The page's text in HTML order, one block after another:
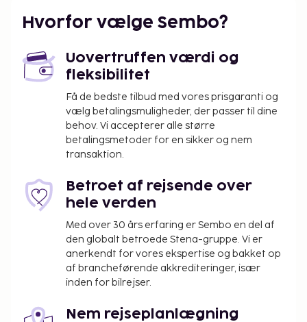
Kommunen pålægger en skat, som skal betales
50% efter den 8. overnatning og børn under 16
år er undtaget. Yderligere undtagelser og
reduktioner kan gælde. For yderligere
oplysninger bedes du kontakte
overnatningsstedet via kontaktoplysningerne
angivet i reservationsbekræftelsen.
Der pålægges en byskat: Fra den 1. november til
nætter og 0.28 EUR derefter. Denne skat
gælder ikke for børn under 16 år.
Der pålægges en byskat: Fra den 1. maj til den
31. oktober, 2.20 EUR pr. person pr. nat op til 9
nætter og 1.10 EUR derefter. Denne skat gælder
ikke for børn under 16 år.
overnatningsstedet har oplyst.
Hvorfor vælge Sembo?
Uovertruffen værdi og
fleksibilitet
Få de bedste tilbud med vores prisgaranti og
vælg betalingsmuligheder, der passer til dine
behov. Vi accepterer alle større
betalingsmetoder for en sikker og nem
transaktion.
Betroet af rejsende over
hele verden
Med over 30 års erfaring er Sembo en del af
den globalt betroede Stena-gruppe. Vi er
anerkendt for vores ekspertise og bakket op
af brancheførende akkrediteringer, især
inden for bilrejser.
Nem rejseplanlægning